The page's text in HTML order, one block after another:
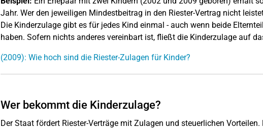
Jahr. Wer den jeweiligen Mindestbeitrag in den Riester-Vertrag nicht
Die Kinderzulage gibt es für jedes Kind einmal - auch wenn beide
haben. Sofern nichts anderes vereinbart ist, fließt die Kinderzulage auf
(2009): Wie hoch sind die Riester-Zulagen für Kinder?
Wer bekommt die Kinderzulage?
Der Staat fördert Riester-Verträge mit Zulagen und steuerlichen